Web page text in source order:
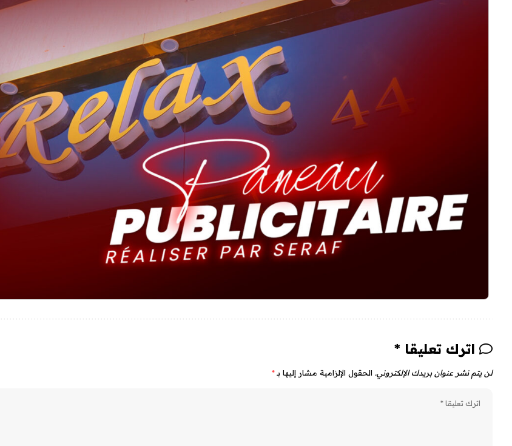
اترك تعليقا *
لن يتم نشر عنوان بريدك الإلكتروني. الحقول الإلزامية مشار إليها بـ*